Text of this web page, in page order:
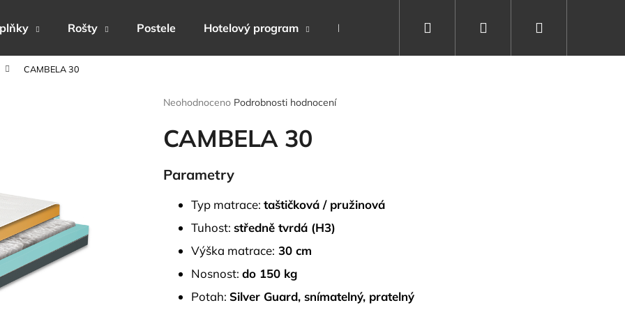
Rošty Postele Hotelový program Dárkové poukazy Vše o spánku
Přihlášení
CAMBELA 30
Průměrné
produktu
je
z
5
Neohodnoceno Podrobnosti hodnocení
CAMBELA 30
Parametry
Typ matrace: taštičková / pružinová
Tuhost: středně tvrdá (H3)
Výška matrace: 30 cm
Nosnost: do 150 kg
Potah: Silver Guard, snímatelný, pratelný
Co potřebujete najít?
HLEDAT